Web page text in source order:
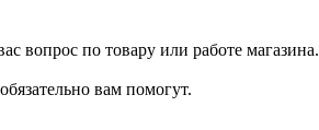
вопрос по товару или работе магазина.
вам помогут.